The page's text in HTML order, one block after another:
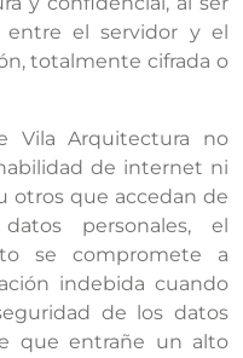
entre el servidor y el
totalmente cifrada o
Vila Arquitectura no
de internet ni
otros que accedan de
personales, el
se compromete a
indebida cuando
de los datos
que entrañe un alto